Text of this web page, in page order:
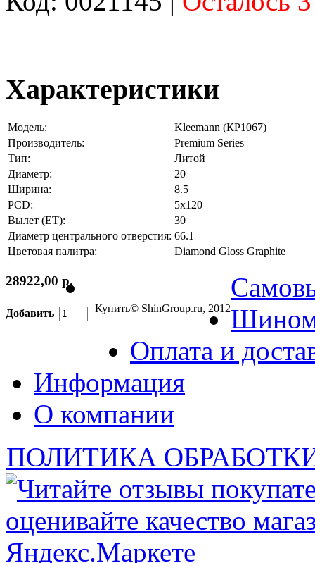
Характеристики
Модель:
Kleemann (КР1067)
Производитель:
Premium Series
Тип:
Литой
Диаметр:
20
Ширина:
8.5
PCD:
5x120
Вылет (ET):
30
Диаметр центрального отверстия: 66.1
Цветовая палитра:
Diamond Gloss Graphite
28922,00 р.
Добавить Купить© ShinGroup.ru, 2012
Оплата и
Информация
О компании
ПОЛИТИКА